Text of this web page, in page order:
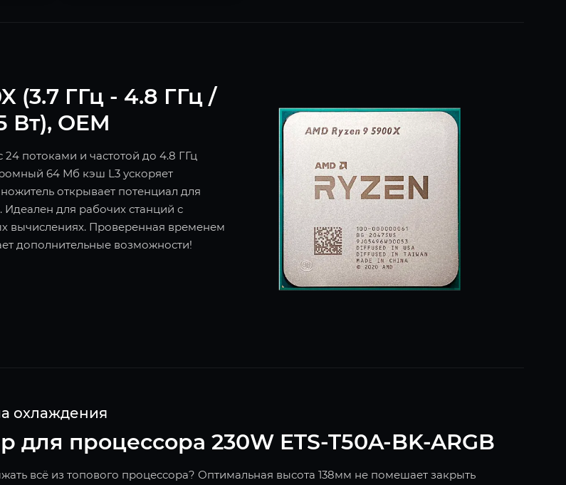
(3.7 ГГц - 4.8 ГГц /
Вт), OEM
потоками и частотой до 4.8 ГГц
64 Мб кэш L3 ускоряет
открывает потенциал для
Идеален для рабочих станций с
вычислениях. Проверенная временем
дополнительные возможности!
охлаждения
для процессора 230W ETS-T50A-BK-ARGB
всё из топового процессора? Оптимальная высота 138мм не помешает закрыть